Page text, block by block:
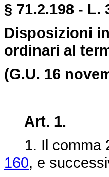
§ 71.2.198 - L.
Disposizioni
ordinari al
(G.U. 16
Art. 1.
1. Il comma
160, e